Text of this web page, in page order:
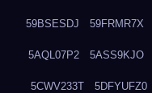
59BSESDJ 59FRMR7X
5AQL07P2 5ASS9KJO
5CWV233T 5DFYUFZ0